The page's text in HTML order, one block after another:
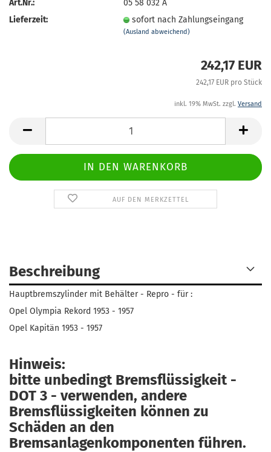
Art.Nr.:
05 58 032 A
Lieferzeit:
sofort nach Zahlungseingang
(Ausland abweichend)
242,17 EUR
242,17 EUR pro Stück
inkl. 19% MwSt. zzgl. Versand
AUF DEN MERKZETTEL
Beschreibung
Hauptbremszylinder mit Behälter - Repro - für :
Opel Olympia Rekord 1953 - 1957
Opel Kapitän 1953 - 1957
Hinweis:
bitte unbedingt Bremsflüssigkeit -
DOT 3 - verwenden, andere
Bremsflüssigkeiten können zu
Schäden an den
Bremsanlagenkomponenten führen.